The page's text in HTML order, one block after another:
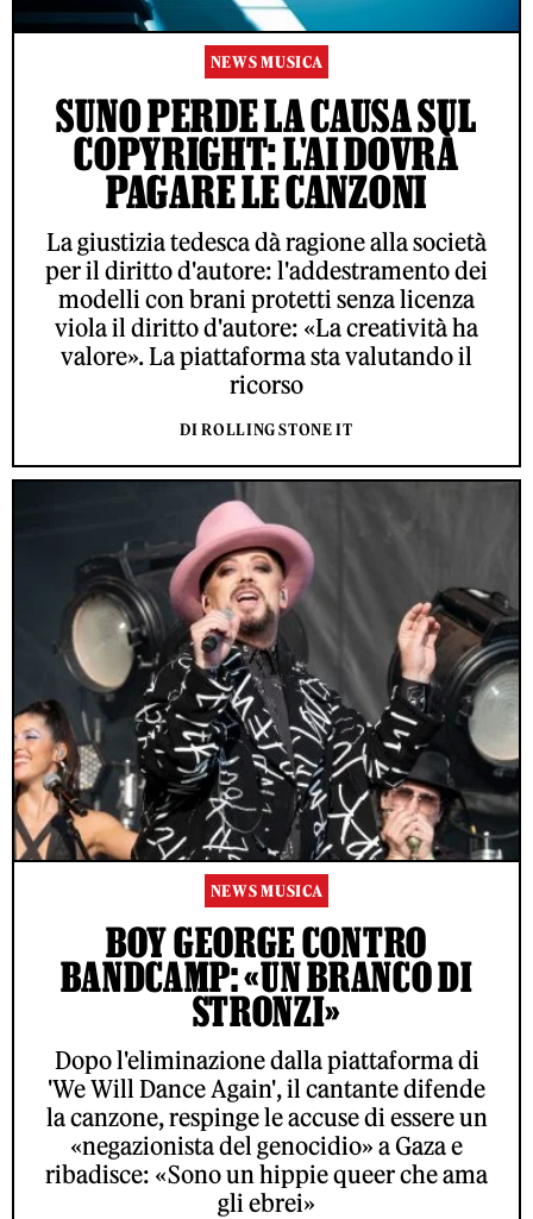
NEWS MUSICA
SUNO PERDE LA CAUSA SUL
COPYRIGHT: L'AI DOVRÀ
PAGARE LE CANZONI
La giustizia tedesca dà ragione alla società
per il diritto d'autore: l'addestramento dei
modelli con brani protetti senza licenza
viola il diritto d'autore: «La creatività ha
valore». La piattaforma sta valutando il
ricorso
DI ROLLING STONE IT
NEWS MUSICA
BOY GEORGE CONTRO
BANDCAMP: «UN BRANCO DI
STRONZI»
Dopo l'eliminazione dalla piattaforma di
'We Will Dance Again', il cantante difende
la canzone, respinge le accuse di essere un
«negazionista del genocidio» a Gaza e
ribadisce: «Sono un hippie queer che ama
gli ebrei»